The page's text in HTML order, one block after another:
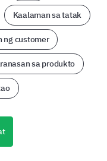
Kaalaman sa tatak
ng customer
sa produkto